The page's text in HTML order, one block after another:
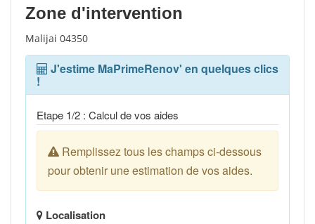
Zone d'intervention
Malijai 04350